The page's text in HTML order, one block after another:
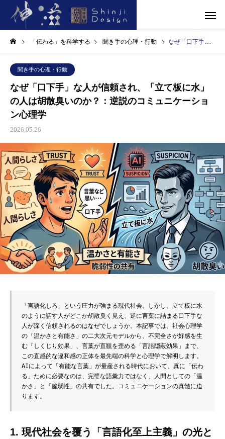
「伝わる」を科学する 聞き手の心理・行動 なぜ「口下手」な人が信頼され、「立て板に水」の人は胡散臭いのか？：逆説のコミュニケーション心理学
聞き手の心理・行動
なぜ「口下手」な人が信頼され、「立て板に水」
の人は胡散臭いのか？：逆説のコミュニケーショ
ン心理学
2026.05.26
「言語化しろ」という圧力が強まる現代社会。しかし、立て板に水
のように話す人がどこか胡散臭く見え、逆に言葉に詰まる口下手な
人が深く信頼されるのはなぜでしょうか。本記事では、社会心理学
の「温かさと有能さ」の二大次元モデルから、不完全さが好感を生
む「しくじり効果」、言葉が直観を歪める「言語隠蔽効果」まで、
この直感的な違和感の正体を最先端の科学と心理学で解明します。
AIによって「有能な言葉」が量産される時代において、真に「伝わ
る」ために必要なのは、完璧な語彙力ではなく、人間としての「温
かさ」と「脆弱性」の共有でした。コミュニケーションの真髄に迫
ります。
1. 現代社会を覆う「言語化至上主義」の光と